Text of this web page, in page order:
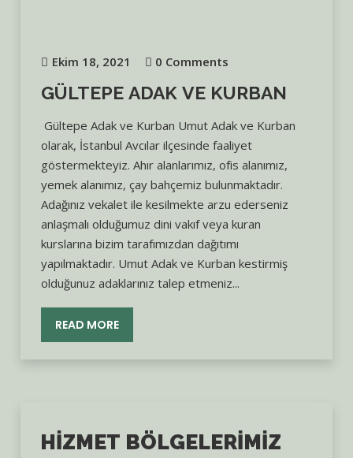
Ekim 18, 2021 0 Comments
GÜLTEPE ADAK VE KURBAN
Gültepe Adak ve Kurban Umut Adak ve Kurban
olarak, İstanbul Avcılar ilçesinde faaliyet
göstermekteyiz. Ahır alanlarımız, ofis alanımız,
yemek alanımız, çay bahçemiz bulunmaktadır.
Adağınız vekalet ile kesilmekte arzu ederseniz
anlaşmalı olduğumuz dini vakıf veya kuran
kurslarına bizim tarafımızdan dağıtımı
yapılmaktadır. Umut Adak ve Kurban kestirmiş
olduğunuz adaklarınız talep etmeniz...
READ MORE
HIZMET BÖLGELERIMIZ